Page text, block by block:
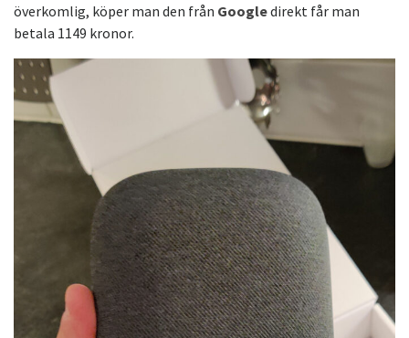
överkomlig, köper man den från Googledirekt får man
betala 1149 kronor.